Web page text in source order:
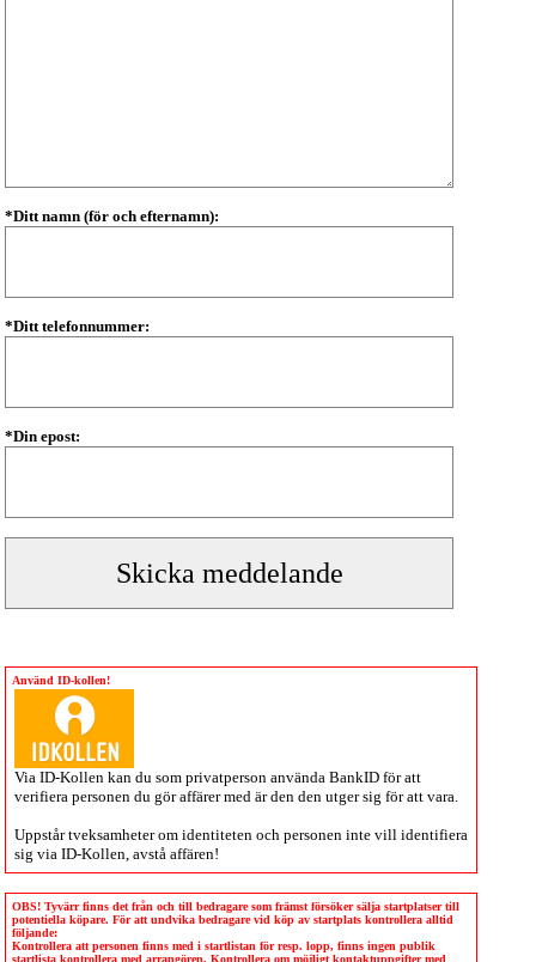
*Ditt namn (för och efternamn):
*Ditt telefonnummer:
*Din epost:
Använd ID-kollen!
Via ID-Kollen kan du som privatperson använda BankID för att
verifiera personen du gör affärer med är den den utger sig för att vara.
Uppstår tveksamheter om identiteten och personen inte vill identifiera
sig via ID-Kollen , avstå affären!
OBS! Tyvärr finns det från och till bedragare som främst försöker sälja startplatser till
potentiella köpare. För att undvika bedragare vid köp av startplats kontrollera alltid
följande:
Kontrollera att personen finns med i startlistan för resp. lopp, finns ingen publik
startlista kontrollera med arrangören. Kontrollera om möjligt kontaktuppgifter med